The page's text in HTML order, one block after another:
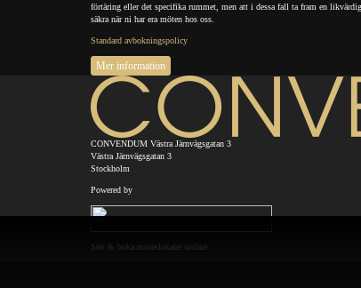
förtäring eller det specifika rummet, men att i dessa fall ta fram en
säkra när ni har era möten hos oss.
Standard avbokningspolicy
Mer information
CONVENDUM Västra Järnvägsgatan 3
Västra Järnvägsgatan 3
Stockholm
Powered by
Sök & boka möteslokaler online